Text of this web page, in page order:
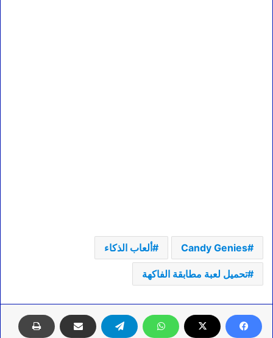
Candy Genies ألعاب الذكاء
تحميل لعبة مطابقة الفاكهة